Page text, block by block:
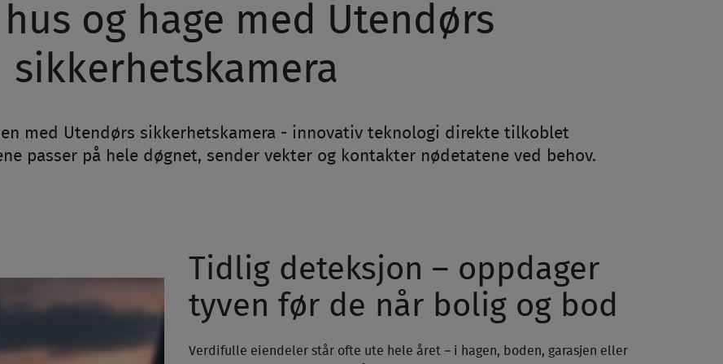
og hage med Utendørs
sikkerhetskamera
med Utendørs sikkerhetskamera - innovativ teknologi direkte tilkoblet
passer på hele døgnet, sender vekter og kontakter nødetatene ved behov.
Tidlig deteksjon – oppdager
tyven før de når bolig og bod
Verdifulle eiendeler står ofte ute hele året – i hagen, boden, garasjen eller